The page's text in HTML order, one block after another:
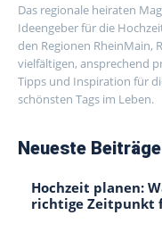
Das regionale heiraten
Ideengeber für die
den Regionen RheinMain,
vielfältigen, ansprechend
Tipps und Inspiration für
schönsten Tags im Leben.
Neueste Beiträge
Hochzeit planen:
richtige Zeitpunkt